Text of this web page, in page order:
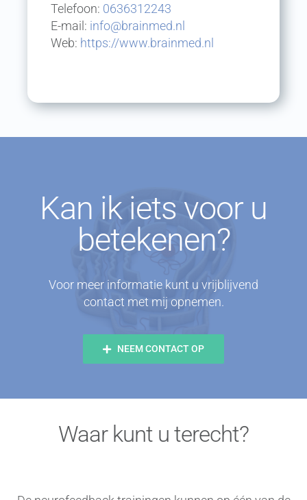
Voor meer informatie kunt u vrijblijvend
contact met mij opnemen.
NEEM CONTACT OP
De neurofeedback trainingen kunnen op één van de